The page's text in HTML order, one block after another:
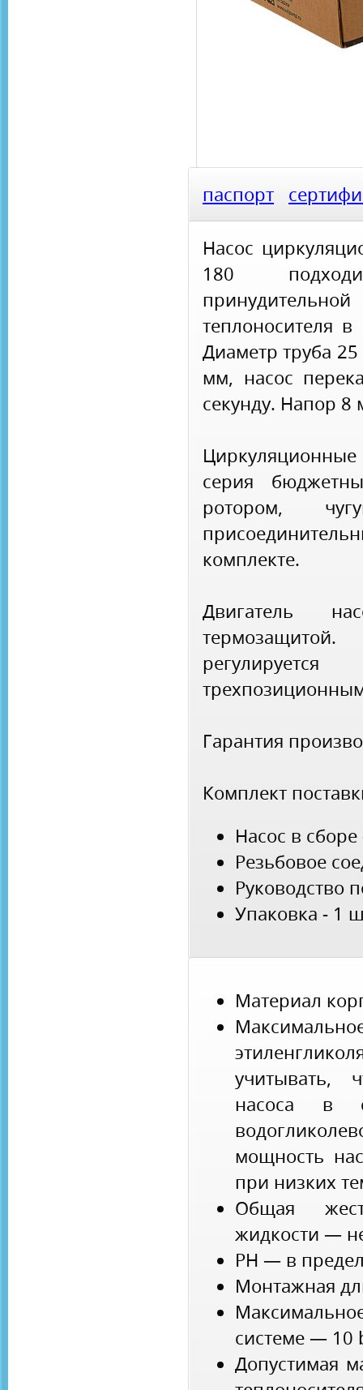
паспорт
Насос
180
теплоносителя
Диаметр труба
мм, насос
секунду. Напор 8
серия
ротором,
комплекте.
Двигатель
Гарантия
Комплект
Насос в
Резьбовое
Руководство
Упаковка - 1
Материал
учитывать,
насоса в
мощность
при низких
Общая
жидкости —
PH — в
Монтажная
системе — 10
Допустимая